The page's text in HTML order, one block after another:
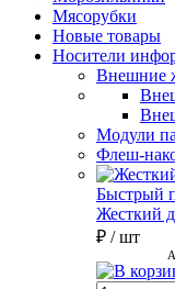
Мясорубки
Новые товары
Носители
Внешние
Модули
Флеш-
Быстрый
Жесткий
₽ / шт